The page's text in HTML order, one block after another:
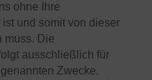
ohne Ihre
und somit von dieser
muss. Die
ausschließlich für
Zwecke.